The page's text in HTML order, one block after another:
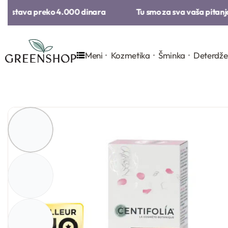
preko 4.000 dinara​ Tu smo za sva vaša pitanja​
Meni Kozmetika Šminka